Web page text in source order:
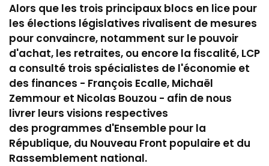
Alors que les trois principaux blocs en lice pour
les élections législatives rivalisent de mesures
pour convaincre, notamment sur le pouvoir
d'achat, les retraites, ou encore la fiscalité, LCP
a consulté trois spécialistes de l'économie et
des finances - François Ecalle, Michaël
Zemmour et Nicolas Bouzou - afin de nous
livrer leurs visions respectives
des programmes d'Ensemble pour la
République, du Nouveau Front populaire et du
Rassemblement national.